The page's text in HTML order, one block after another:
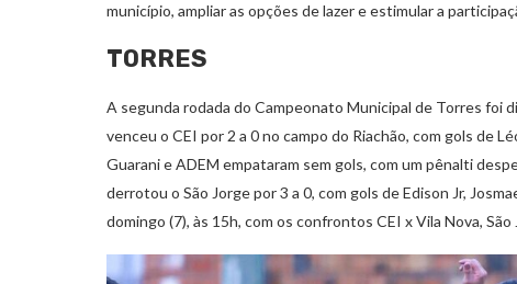
município, ampliar as opções de lazer e estimular a
TORRES
A segunda rodada do Campeonato Municipal de Torres foi
venceu o CEI por 2 a 0 no campo do Riachão, com gols de
Guarani e ADEM empataram sem gols, com um pênalti
derrotou o São Jorge por 3 a 0, com gols de Edison Jr,
domingo (7), às 15h, com os confrontos CEI x Vila Nova, São